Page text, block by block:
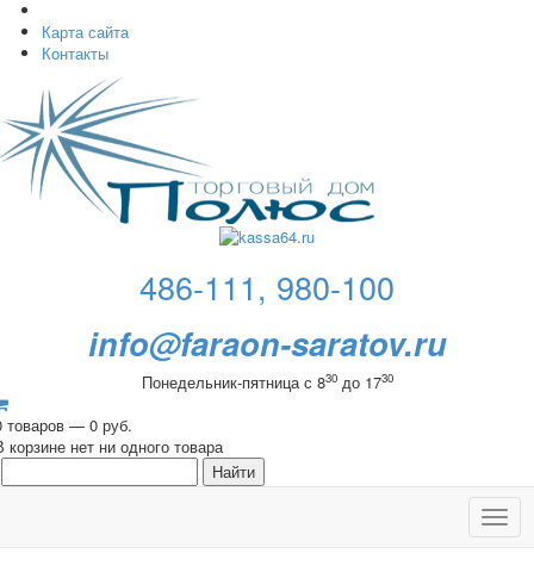
Карта сайта
Контакты
486-111, 980-100
info@faraon-saratov.ru
Понедельник-пятница с 830до 1730
товаров — 0 руб.
корзине нет ни одного товара